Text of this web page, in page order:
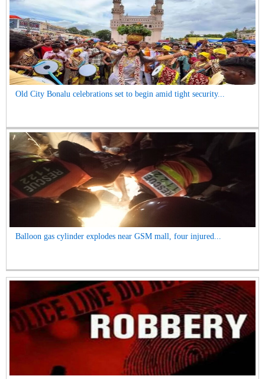
Old City Bonalu celebrations set to begin amid tight security...
Balloon gas cylinder explodes near GSM mall, four injured...